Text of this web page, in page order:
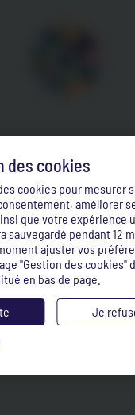
cookies pour mesurer
améliorer
que votre expérience
sauvegardé pendant 12
ajuster vos
"Gestion des cookies"
en bas de page.
Je